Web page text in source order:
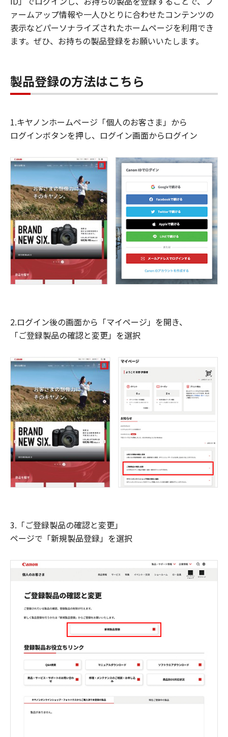
ァームアップ情報や一人ひとりに合わせたコンテンツの
表示などパーソナライズされたホームページを利用でき
ます。ぜひ、お持ちの製品登録をお願いいたします。
製品登録の方法はこちら
1.キヤノンホームページ「個人のお客さま」から
ログインボタンを押し、ログイン画面からログイン
2.ログイン後の画面から「マイページ」を開き、
「ご登録製品の確認と変更」を選択
3.「ご登録製品の確認と変更」
ページで「新規製品登録」を選択